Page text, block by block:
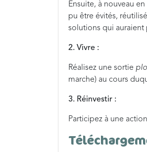
Ensuite, à nouveau
pu être évités,
solutions qui auraient
2. Vivre :
Réalisez une sortie
marche) au cours
3. Réinvestir :
Participez à une